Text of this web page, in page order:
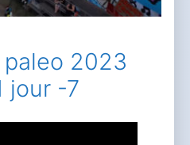
2023
jour -7